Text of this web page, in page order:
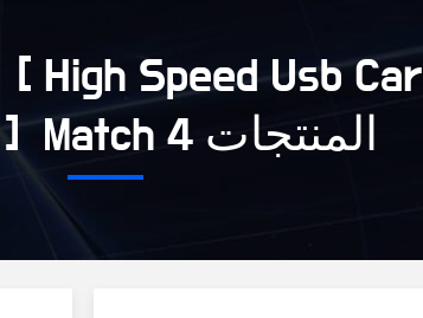
High Speed Usb Car
Charger ] Match 4 المنتجات